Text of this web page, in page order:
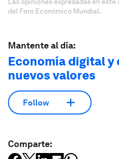
del Foro Económico Mundial.
Mantente al día:
Economía digital y
nuevos valores
Follow
Comparte: